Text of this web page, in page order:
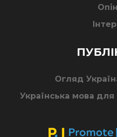
Огляд
Українська мова